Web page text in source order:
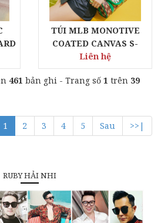
TÚI MLB MONOTIVE
COATED CANVAS S-
BOSTON BAG NEW YORK
YANKEES
Liên hệ
461 bản ghi - Trang số 1 trên 39
1 2 3 4 5 Sau >>|
RUBY HẢI NHI